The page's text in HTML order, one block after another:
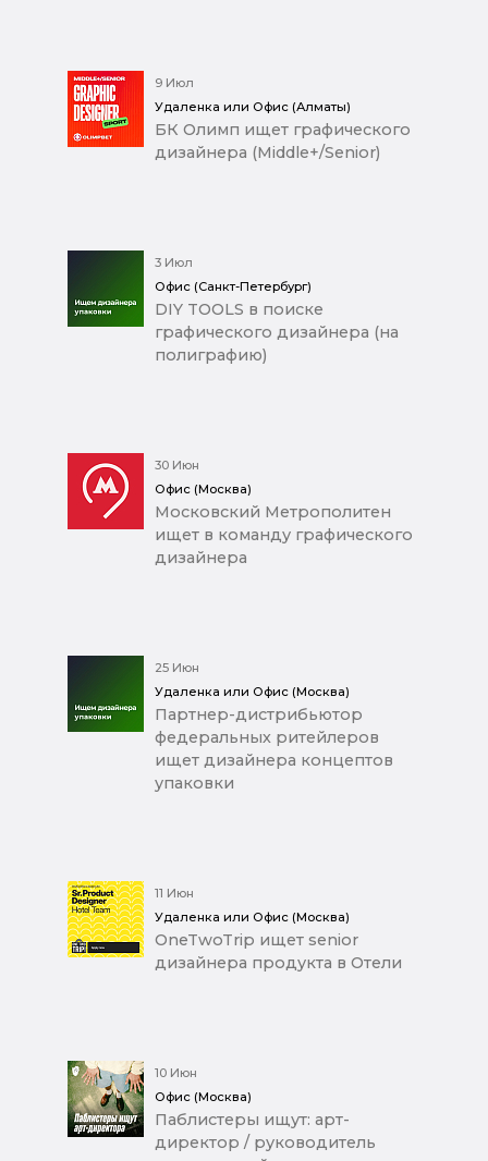
9 Июл
Удаленка или Офис (Алматы)
БК Олимп ищет графического
дизайнера (Middle+/Senior)
3 Июл
Офис (Санкт-Петербург)
DIY TOOLS в поиске
графического дизайнера (на
полиграфию)
30 Июн
Офис (Москва)
Московский Метрополитен
ищет в команду графического
дизайнера
25 Июн
Удаленка или Офис (Москва)
Партнер-дистрибьютор
федеральных ритейлеров
ищет дизайнера концептов
упаковки
11 Июн
Удаленка или Офис (Москва)
OneTwoTrip ищет senior
дизайнера продукта в Отели
10 Июн
Офис (Москва)
Паблистеры ищут: арт-
директор / руководитель